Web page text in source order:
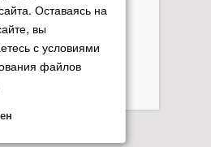
Оставаясь на
вы
с условиями
файлов